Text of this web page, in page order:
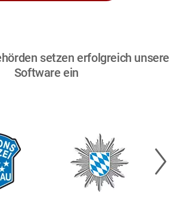
setzen erfolgreich unsere
Software ein